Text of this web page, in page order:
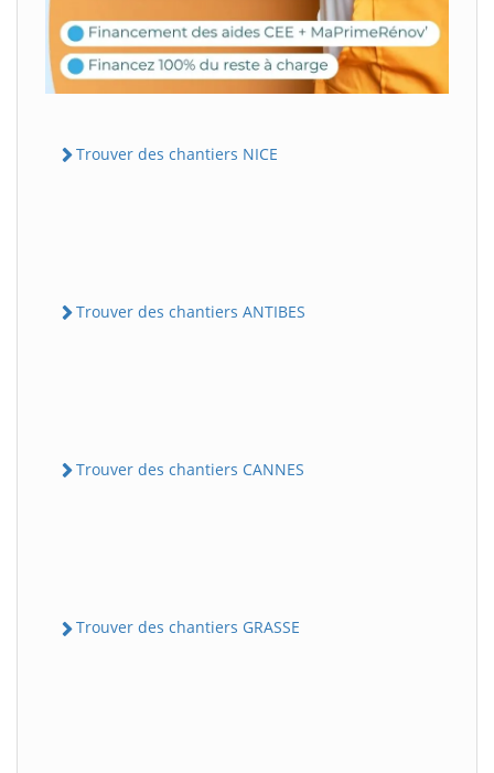
Trouver des chantiers NICE
Trouver des chantiers ANTIBES
Trouver des chantiers CANNES
Trouver des chantiers GRASSE